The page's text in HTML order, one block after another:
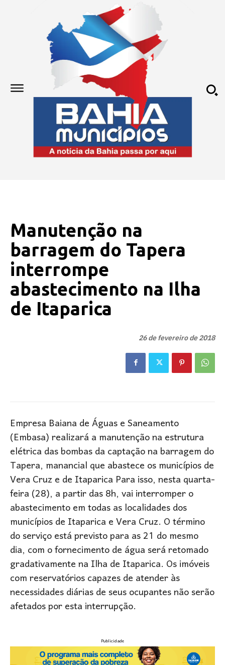
Manutenção na
barragem do Tapera
interrompe
abastecimento na Ilha
de Itaparica
26 de fevereiro de 2018
Empresa Baiana de Águas e Saneamento
(Embasa) realizará a manutenção na estrutura
elétrica das bombas da captação na barragem do
Tapera, manancial que abastece os municípios de
Vera Cruz e de Itaparica Para isso, nesta quarta-
feira (28), a partir das 8h, vai interromper o
abastecimento em todas as localidades dos
municípios de Itaparica e Vera Cruz. O término
do serviço está previsto para as 21 do mesmo
dia, com o fornecimento de água será retomado
gradativamente na Ilha de Itaparica. Os imóveis
com reservatórios capazes de atender às
necessidades diárias de seus ocupantes não serão
afetados por esta interrupção.
Publicidade